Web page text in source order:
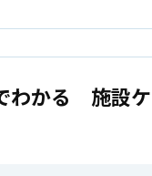
かる 施設ケ